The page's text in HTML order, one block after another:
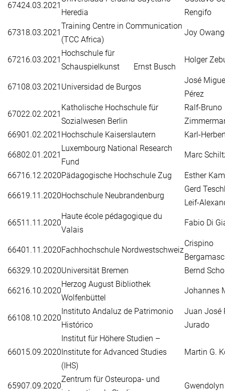
67424.03.2021
Heredia
Rengifo
67318.03.2021
Training Centre in Communication
(TCC Africa)
Joy
67216.03.2021
Hochschule für
Schauspielkunst Ernst Busch
Holger
671 08.03.2021 Universidad de Burgos
José
Pérez
67022.02.2021
Katholische Hochschule für
Sozialwesen Berlin
Ralf-Bruno
66901.02.2021 Hochschule Kaiserslautern Karl-
66802.01.2021
Luxembourg National Research
Fund
Marc
66716.12.2020Pädagogische Hochschule Zug Esther
66619.11.2020Hochschule Neubrandenburg
Gerd
Leif-
66511.11.2020
Haute école pédagogique du
Valais
Fabio Di
66401.11.2020Fachhochschule Nordwestschweiz
Crispino
66329.10.2020Universität Bremen Bernd
66216.10.2020
Herzog August Bibliothek
Wolfenbüttel
Johannes
661 08.10.2020
Instituto Andaluz de Patrimonio
Histórico
Juan José
Jurado
66015.09.2020
Institut für Höhere Studien –
Institute for Advanced Studies
(IHS)
Martin G.
65907.09.2020
Zentrum für Osteuropa- und